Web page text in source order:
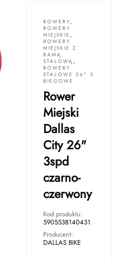
ROWERY,
ROWERY
MIEJSKIE ,
ROWERY
MIEJSKIE Z
RAMĄ
STALOWĄ ,
ROWERY
STALOWE 26" 3
BIEGOWE
Rower
Miejski
Dallas
City 26"
3spd
czarno-
czerwony
Kod produktu:
5905538140431
Producent:
DALLAS BIKE